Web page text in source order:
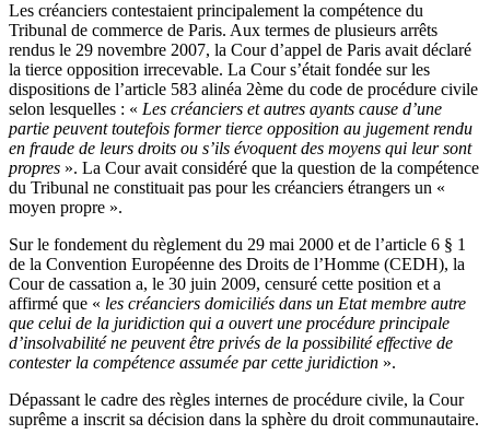
Les créanciers contestaient principalement la compétence du
Tribunal de commerce de Paris. Aux termes de plusieurs arrêts
rendus le 29 novembre 2007, la Cour d’appel de Paris avait déclaré
la tierce opposition irrecevable. La Cour s’était fondée sur les
dispositions de l’article 583 alinéa 2ème du code de procédure civile
selon lesquelles : « Les créanciers et autres ayants cause d’une
partie peuvent toutefois former tierce opposition au jugement rendu
en fraude de leurs droits ou s’ils évoquent des moyens qui leur sont
propres ». La Cour avait considéré que la question de la compétence
du Tribunal ne constituait pas pour les créanciers étrangers un «
moyen propre ».
Sur le fondement du règlement du 29 mai 2000 et de l’article 6 § 1
de la Convention Européenne des Droits de l’Homme (CEDH), la
Cour de cassation a, le 30 juin 2009, censuré cette position et a
affirmé que « les créanciers domiciliés dans un Etat membre autre
que celui de la juridiction qui a ouvert une procédure principale
d’insolvabilité ne peuvent être privés de la possibilité effective de
contester la compétence assumée par cette juridiction ».
Dépassant le cadre des règles internes de procédure civile, la Cour
suprême a inscrit sa décision dans la sphère du droit communautaire.